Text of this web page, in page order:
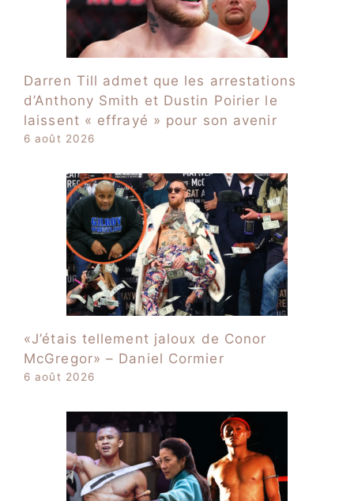
Darren Till admet que les arrestations
d’Anthony Smith et Dustin Poirier le
laissent « effrayé » pour son avenir
6 août 2026
«J’étais tellement jaloux de Conor
McGregor» – Daniel Cormier
6 août 2026